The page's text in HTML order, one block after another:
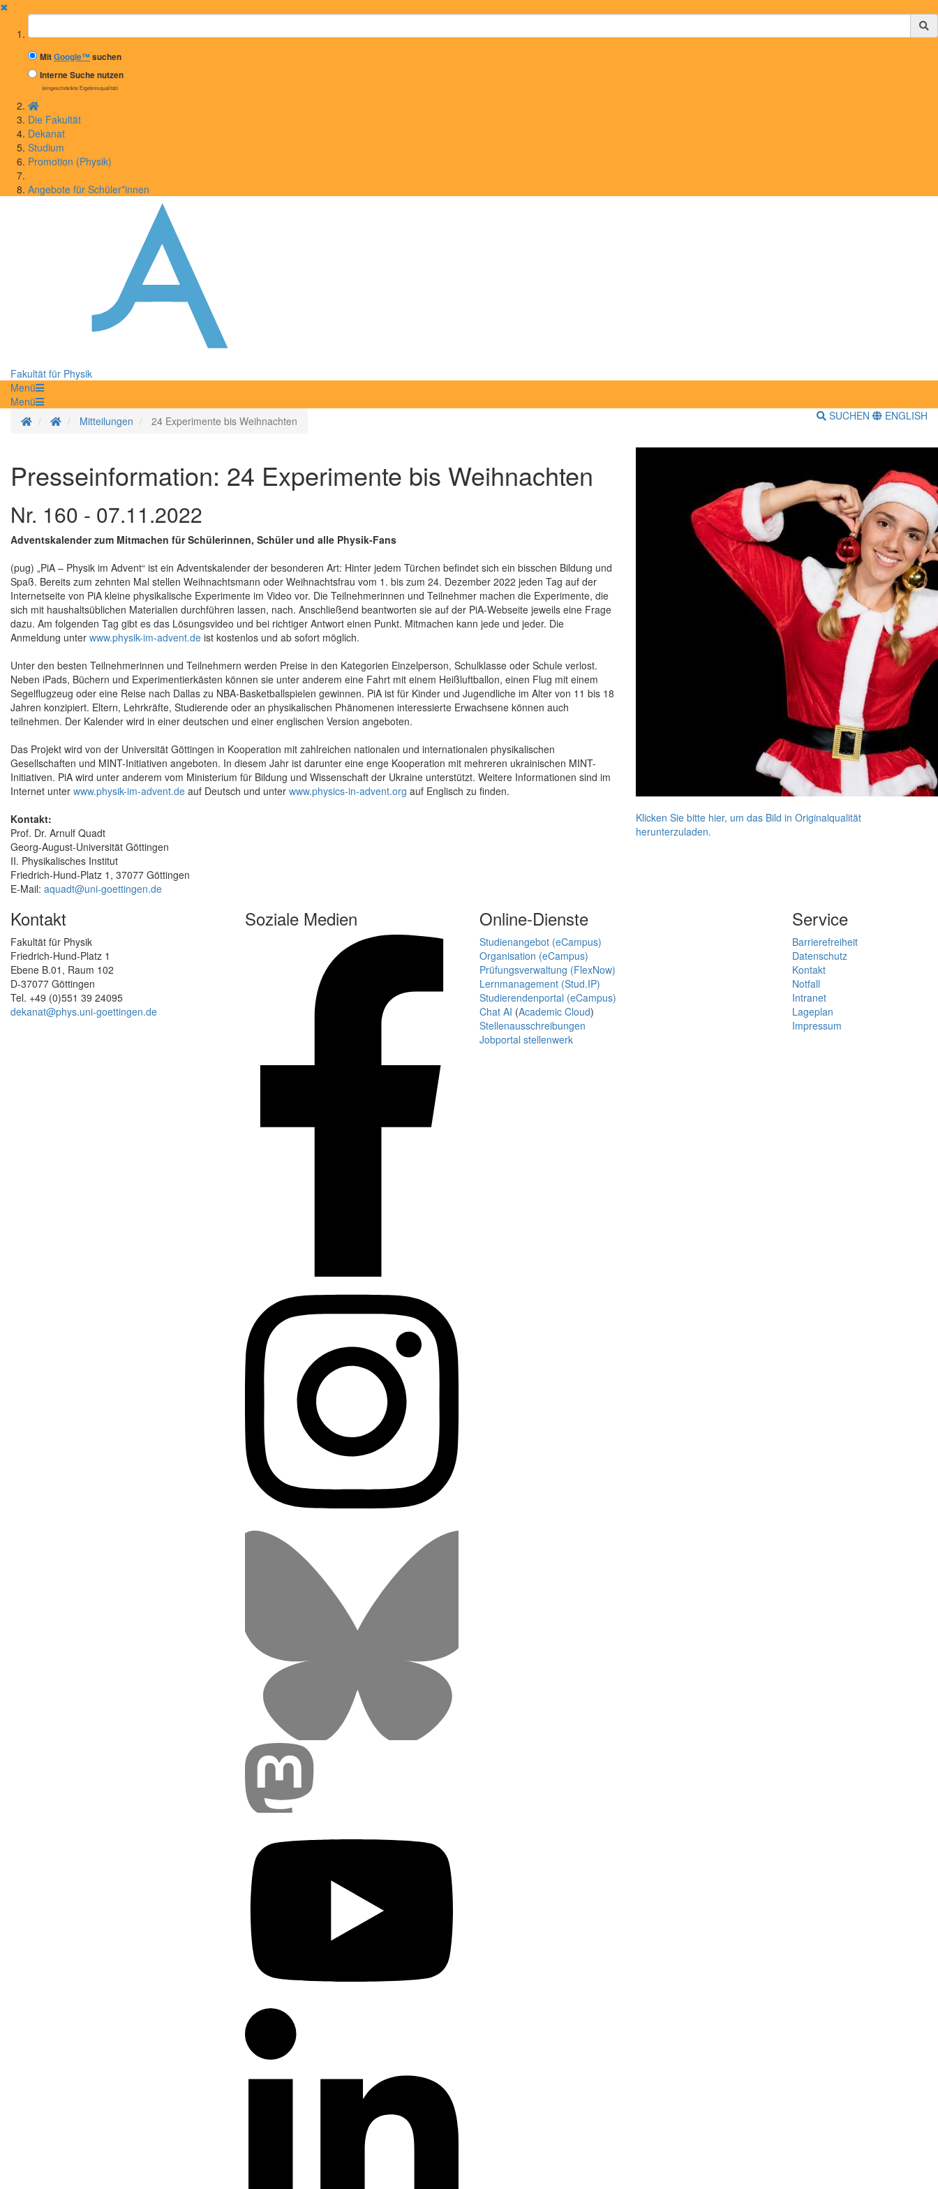
✖
Suchbegriff
MitGoogle™suchen
Interne Suche nutzen
(eingeschränkte Ergebnisqualität)
Die Fakultät
Dekanat
Studium
Promotion (Physik)
Angebote für Schüler*innen
Fakultät für Physik
Menü
Menü
Startseite
Mitteilungen 24 Experimente bis Weihnachten SUCHEN ENGLISH
Presseinformation: 24 Experimente bis Weihnachten
Nr. 160 - 07.11.2022
Adventskalender zum Mitmachen für Schülerinnen, Schüler und alle Physik-Fans
(pug) „PiA – Physik im Advent“ ist ein Adventskalender der besonderen Art: Hinter jedem Türchen befindet sich ein bisschen Bildung und
Spaß. Bereits zum zehnten Mal stellen Weihnachtsmann oder Weihnachtsfrau vom 1. bis zum 24. Dezember 2022 jeden Tag auf der
Internetseite von PiA kleine physikalische Experimente im Video vor. Die Teilnehmerinnen und Teilnehmer machen die Experimente, die
sich mit haushaltsüblichen Materialien durchführen lassen, nach. Anschließend beantworten sie auf der PiA-Webseite jeweils eine Frage
dazu. Am folgenden Tag gibt es das Lösungsvideo und bei richtiger Antwort einen Punkt. Mitmachen kann jede und jeder. Die
Anmeldung unter www.physik-im-advent.de ist kostenlos und ab sofort möglich.
Unter den besten Teilnehmerinnen und Teilnehmern werden Preise in den Kategorien Einzelperson, Schulklasse oder Schule verlost.
Neben iPads, Büchern und Experimentierkästen können sie unter anderem eine Fahrt mit einem Heißluftballon, einen Flug mit einem
Segelflugzeug oder eine Reise nach Dallas zu NBA-Basketballspielen gewinnen. PiA ist für Kinder und Jugendliche im Alter von 11 bis 18
Jahren konzipiert. Eltern, Lehrkräfte, Studierende oder an physikalischen Phänomenen interessierte Erwachsene können auch
teilnehmen. Der Kalender wird in einer deutschen und einer englischen Version angeboten.
Das Projekt wird von der Universität Göttingen in Kooperation mit zahlreichen nationalen und internationalen physikalischen
Gesellschaften und MINT-Initiativen angeboten. In diesem Jahr ist darunter eine enge Kooperation mit mehreren ukrainischen MINT-
Initiativen. PiA wird unter anderem vom Ministerium für Bildung und Wissenschaft der Ukraine unterstützt. Weitere Informationen sind im
Internet unter www.physik-im-advent.de auf Deutsch und unter www.physics-in-advent.org auf Englisch zu finden.
Kontakt:
Prof. Dr. Arnulf Quadt
Georg-August-Universität Göttingen
II. Physikalisches Institut
Friedrich-Hund-Platz 1, 37077 Göttingen
E-Mail: aquadt@uni-goettingen.de
Klicken Sie bitte hier, um das Bild in Originalqualität
herunterzuladen.
Kontakt
Fakultät für Physik
Friedrich-Hund-Platz 1
Ebene B.01, Raum 102
D-37077 Göttingen
Tel. +49 (0)551 39 24095
dekanat@phys.uni-goettingen.de
Soziale Medien Online-Dienste
Studienangebot (eCampus)
Organisation (eCampus)
Prüfungsverwaltung (FlexNow)
Lernmanagement (Stud.IP)
Studierendenportal (eCampus)
Chat AI (Academic Cloud)
Stellenausschreibungen
Jobportal stellenwerk
Service
Barrierefreiheit
Datenschutz
Kontakt
Notfall
Intranet
Lageplan
Impressum